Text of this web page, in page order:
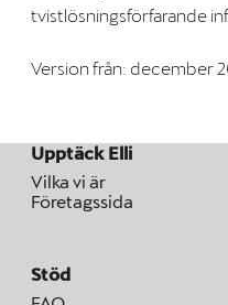
tvistlösningsförfarande
Version från: december
Upptäck Elli
Vilka vi är
Företagssida
Stöd